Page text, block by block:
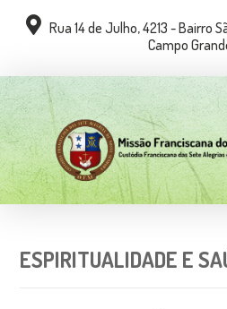
Rua 14 de Julho, 4213 - Bairro
Campo
ESPIRITUALIDADE E